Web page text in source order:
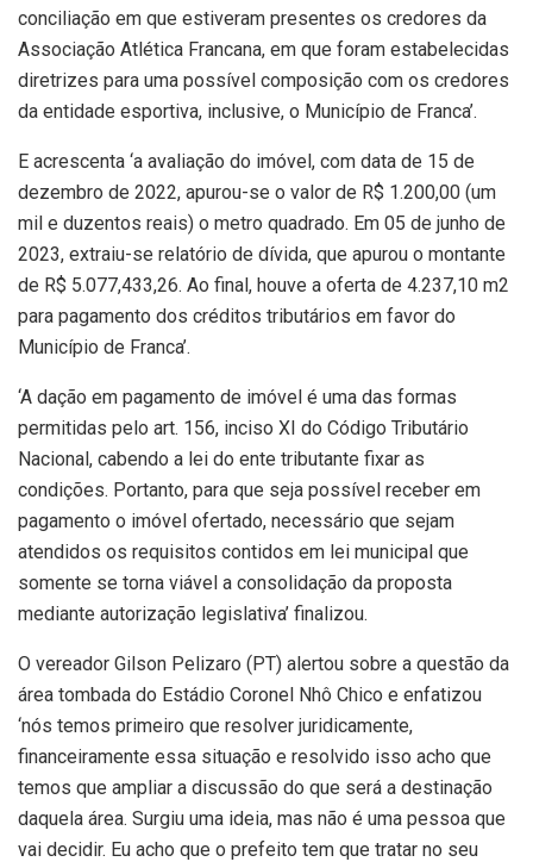
conciliação em que estiveram presentes os credores da
Associação Atlética Francana, em que foram estabelecidas
diretrizes para uma possível composição com os credores
da entidade esportiva, inclusive, o Município de Franca’.
E acrescenta ‘a avaliação do imóvel, com data de 15 de
dezembro de 2022, apurou-se o valor de R$ 1.200,00 (um
mil e duzentos reais) o metro quadrado. Em 05 de junho de
2023, extraiu-se relatório de dívida, que apurou o montante
de R$ 5.077,433,26. Ao final, houve a oferta de 4.237,10 m2
para pagamento dos créditos tributários em favor do
Município de Franca’.
‘A dação em pagamento de imóvel é uma das formas
permitidas pelo art. 156, inciso XI do Código Tributário
Nacional, cabendo a lei do ente tributante fixar as
condições. Portanto, para que seja possível receber em
pagamento o imóvel ofertado, necessário que sejam
atendidos os requisitos contidos em lei municipal que
somente se torna viável a consolidação da proposta
mediante autorização legislativa’ finalizou.
O vereador Gilson Pelizaro (PT) alertou sobre a questão da
área tombada do Estádio Coronel Nhô Chico e enfatizou
‘nós temos primeiro que resolver juridicamente,
financeiramente essa situação e resolvido isso acho que
temos que ampliar a discussão do que será a destinação
daquela área. Surgiu uma ideia, mas não é uma pessoa que
vai decidir. Eu acho que o prefeito tem que tratar no seu